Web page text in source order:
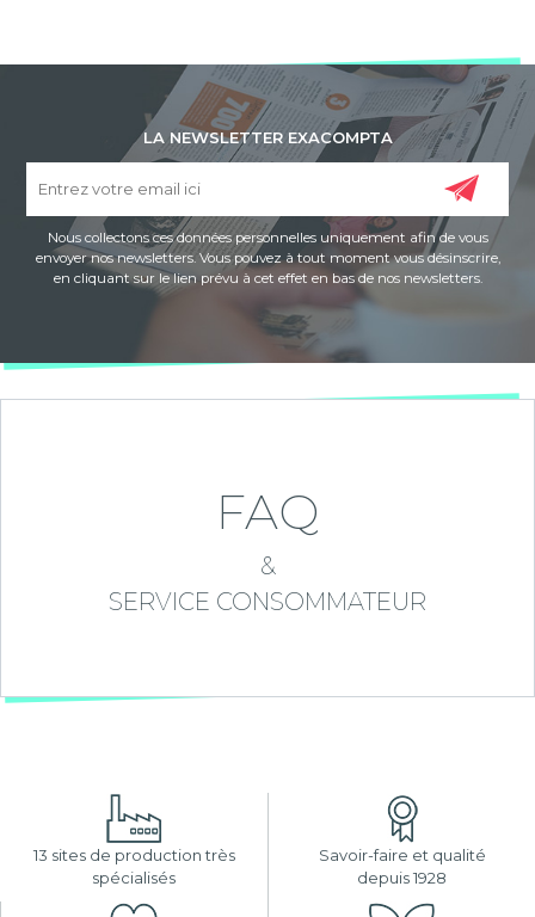
LA NEWSLETTER EXACOMPTA
Nous collectons ces données personnelles uniquement afin de vous
envoyer nos newsletters. Vous pouvez à tout moment vous désinscrire,
en cliquant sur le lien prévu à cet effet en bas de nos newsletters.
FAQ
&
SERVICE CONSOMMATEUR
13 sites de production très
spécialisés
Savoir-faire et qualité
depuis 1928